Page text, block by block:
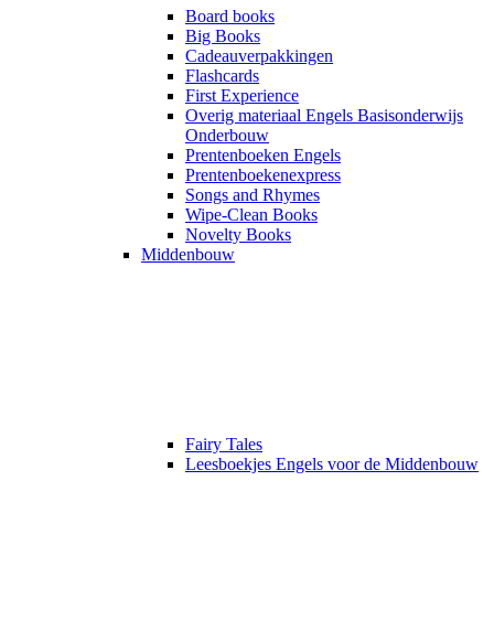
Board books
Big Books
Cadeauverpakkingen
Flashcards
First Experience
Overig materiaal Engels Basisonderwijs
Onderbouw
Prentenboeken Engels
Prentenboekenexpress
Songs and Rhymes
Wipe-Clean Books
Novelty Books
Middenbouw
Fairy Tales
Leesboekjes Engels voor de Middenbouw